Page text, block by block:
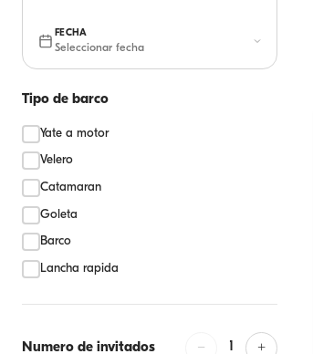
FECHA
Seleccionar fecha
Tipo de barco
Yate a motor
Velero
Catamaran
Goleta
Barco
Lancha rapida
Numero de invitados − 1 +